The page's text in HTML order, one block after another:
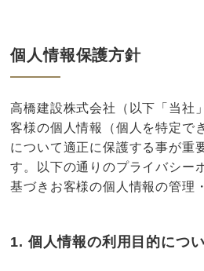
個人情報保護方針
高橋建設株式会社（以下「当社
客様の個人情報（個人を特定で
について適正に保護する事が重
す。以下の通りのプライバシー
基づきお客様の個人情報の管理
1. 個人情報の利用目的につ